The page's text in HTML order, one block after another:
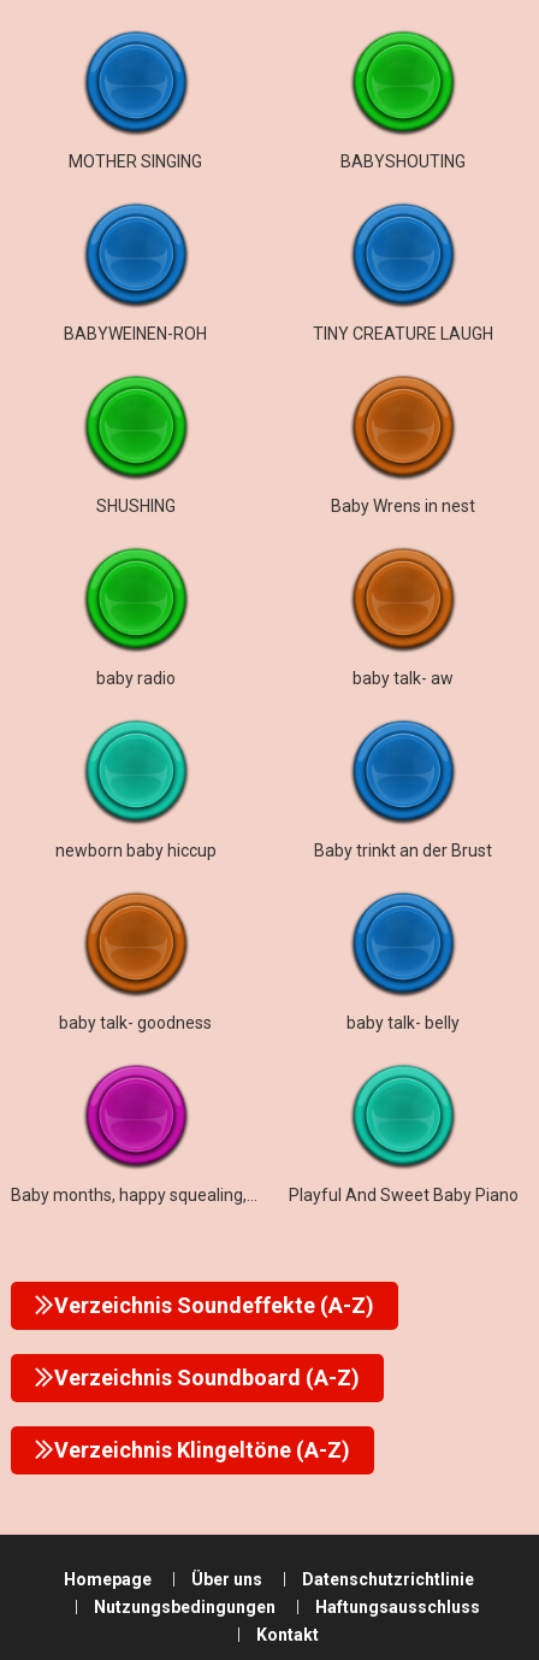
MOTHER SINGING BABYSHOUTING
BABYWEINEN-ROH TINY CREATURE LAUGH
SHUSHING Baby Wrens in nest
baby radio baby talk- aw
newborn baby hiccup Baby trinkt an der Brust
baby talk- goodness baby talk- belly
Playful And Sweet Baby Piano
Verzeichnis Soundeffekte (A-Z)
Verzeichnis Soundboard (A-Z)
Verzeichnis Klingeltöne (A-Z)
Homepage Über uns
Datenschutzrichtlinie
Nutzungsbedingungen
Haftungsausschluss
Kontakt